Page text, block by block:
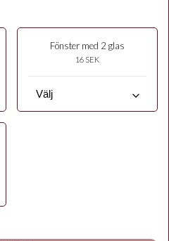
Fönster med 2 glas
16 SEK
keyboard_arrow_down